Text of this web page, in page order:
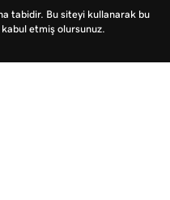
tabidir. Bu siteyi kullanarak bu
kabul etmiş olursunuz.